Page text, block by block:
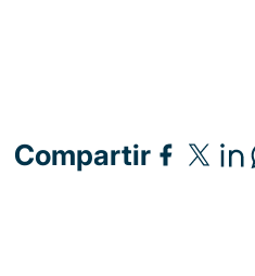
Compartir